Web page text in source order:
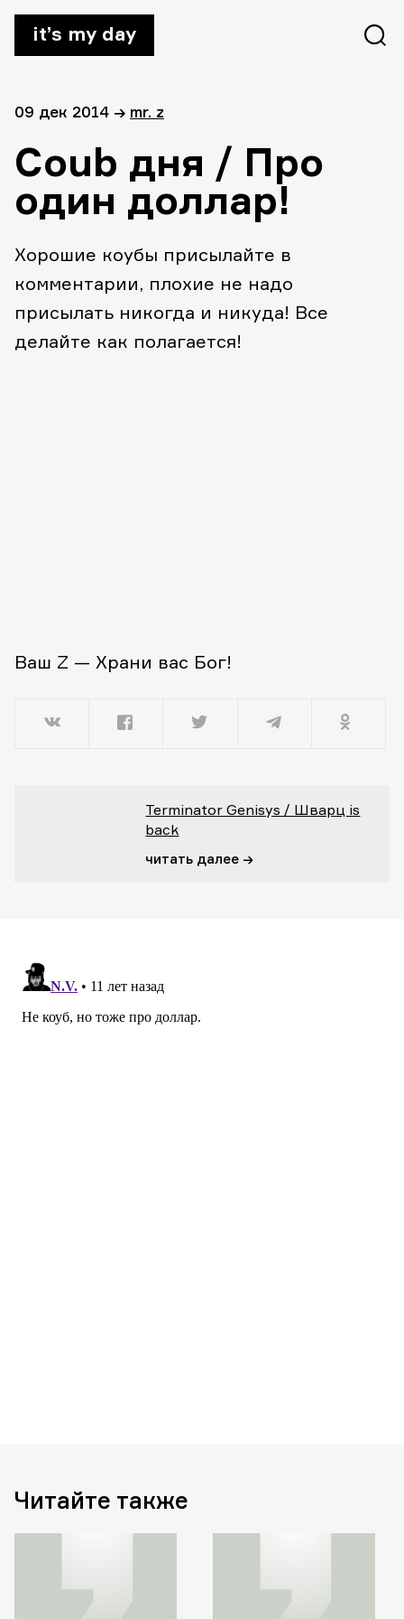
it’s my day
09 дек 2014 → mr. z
Coub дня / Про
один доллар!
Хорошие коубы присылайте в
комментарии, плохие не надо
присылать никогда и никуда! Все
делайте как полагается!
Ваш Z — Храни вас Бог!
Terminator Genisys / Шварц is
back
читать далее →
Читайте также